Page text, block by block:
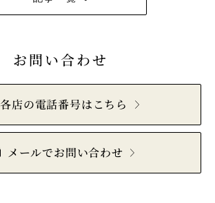
お問い合わせ
各店の電話番号はこちら
メールでお問い合わせ